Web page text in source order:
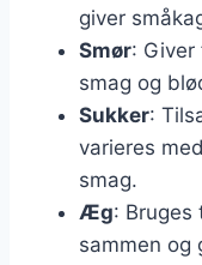
giver
Smør:
smag og
Sukker:
varieres
smag.
Æg: Bruges
sammen og